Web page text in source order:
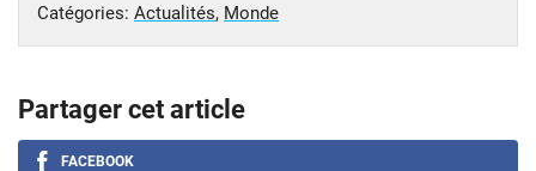
Catégories: Actualités, Monde
Partager cet article
FACEBOOK